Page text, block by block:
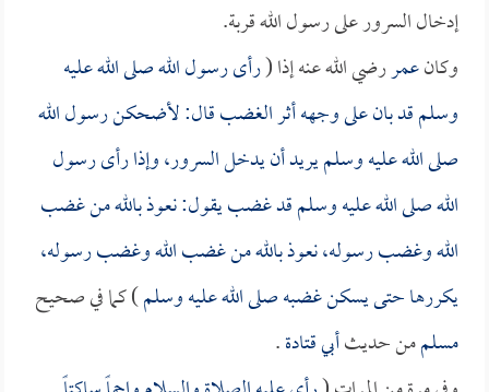
إدخال السرور على رسول الله قربة.
وكانعمررضي الله عنه إذا (رأى رسول الله صلى الله عليه
وسلم قد بان على وجهه أثر الغضب قال: لأضحكن رسول الله
صلى الله عليه وسلم يريد أن يدخل السرور، وإذا رأى رسول
الله صلى الله عليه وسلم قد غضب يقول: نعوذ بالله من غضب
الله وغضب رسوله، نعوذ بالله من غضب الله وغضب رسوله،
يكررها حتى يسكن غضبه صلى الله عليه وسلم) كما في صحيح
مسلممن حديثأبي قتادة.